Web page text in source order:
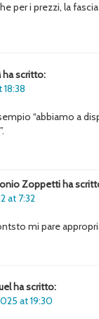
per i prezzi, la
ha scritto:
18:38
“abbiamo a
Zoppetti ha
at 7:32
mi pare
ha scritto:
at 19:30